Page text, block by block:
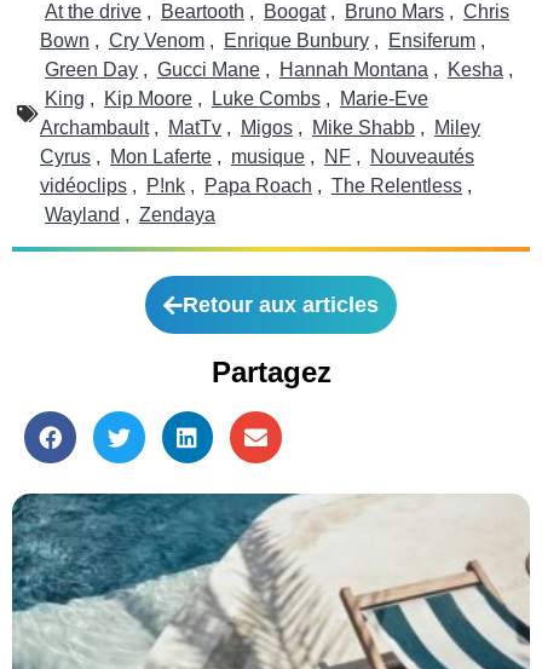
At the drive , Beartooth , Boogat , Bruno Mars , Chris
Bown , Cry Venom , Enrique Bunbury , Ensiferum ,
Green Day , Gucci Mane , Hannah Montana , Kesha ,
King , Kip Moore , Luke Combs ,
Marie-Eve
Archambault , MatTv , Migos , Mike Shabb ,
Miley
Cyrus , Mon Laferte , musique , NF ,
Nouveautés
vidéoclips , P!nk , Papa Roach , The Relentless ,
Wayland , Zendaya
Retour aux articles
Partagez